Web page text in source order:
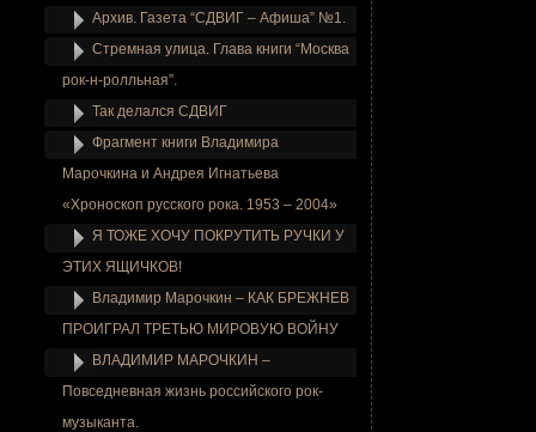
Архив. Газета “СДВИГ – Афиша” №1.
Стремная улица. Глава книги “Москва
рок-н-ролльная”.
Так делался СДВИГ
Фрагмент книги Владимира
Марочкина и Андрея Игнатьева
«Хроноскоп русского рока. 1953 – 2004»
Я ТОЖЕ ХОЧУ ПОКРУТИТЬ РУЧКИ У
ЭТИХ ЯЩИЧКОВ!
Владимир Марочкин – КАК БРЕЖНЕВ
ПРОИГРАЛ ТРЕТЬЮ МИРОВУЮ ВОЙНУ
ВЛАДИМИР МАРОЧКИН –
Повседневная жизнь российского рок-
музыканта.